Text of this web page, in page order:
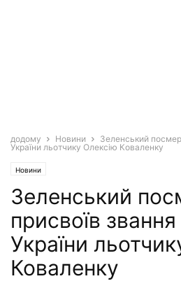
додому Новини
Зеленський
України льотчику Олексію Коваленку
Новини
Зеленський
присвоїв
України
Коваленку